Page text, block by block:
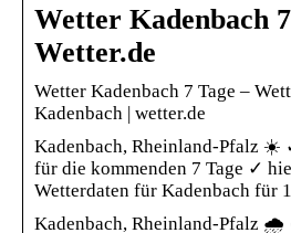
Wetter Kadenbach
Wetter.de
Wetter Kadenbach 7 Tage –
Kadenbach | wetter.de
Kadenbach, Rheinland-Pfalz ☀️
für die kommenden 7 Tage ✓
Wetterdaten für Kadenbach für
Kadenbach, Rheinland-Pfalz 🌧️